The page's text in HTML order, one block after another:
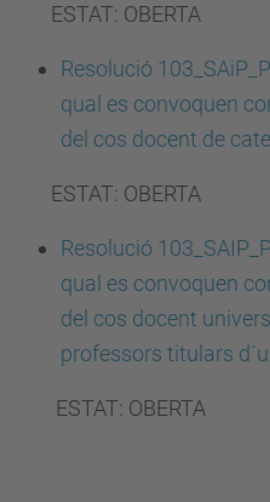
ESTAT: OBERTA
Resolució
qual es convoquen
del cos docent de
ESTAT: OBERTA
Resolució
qual es convoquen
del cos docent
professors titulars
ESTAT: OBERTA